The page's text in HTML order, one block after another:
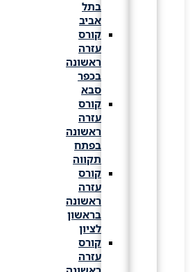
קורס
עזרה
ראשונה
בכפר
קורס
עזרה
ראשונה
בפתח
תקווה
קורס
עזרה
ראשונה
בראשון
קורס
עזרה